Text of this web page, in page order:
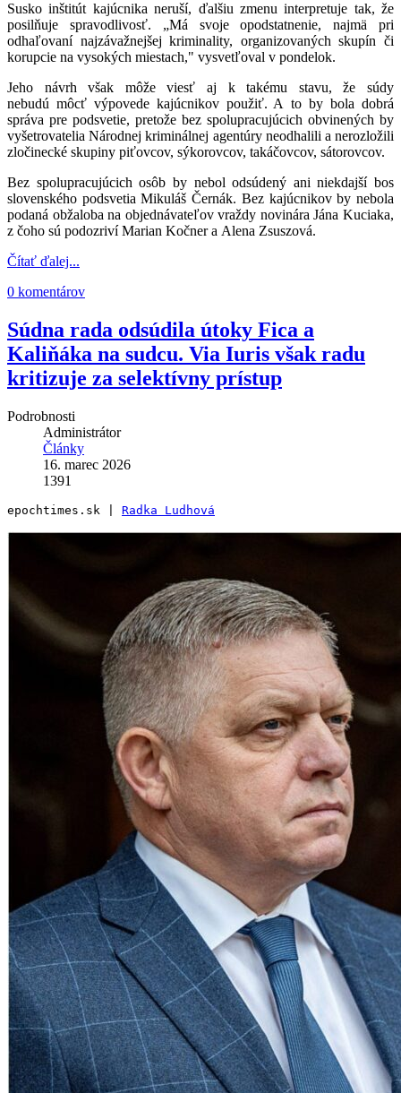
Susko inštitút kajúcnika neruší, ďalšiu zmenu interpretuje tak, že
posilňuje spravodlivosť. „Má svoje opodstatnenie, najmä pri
odhaľovaní najzávažnejšej kriminality, organizovaných skupín či
korupcie na vysokých miestach," vysvetľoval v pondelok.
Jeho návrh však môže viesť aj k takému stavu, že súdy
nebudú môcť výpovede kajúcnikov použiť. A to by bola dobrá
správa pre podsvetie, pretože bez spolupracujúcich obvinených by
vyšetrovatelia Národnej kriminálnej agentúry neodhalili a nerozložili
zločinecké skupiny piťovcov, sýkorovcov, takáčovcov, sátorovcov.
Bez spolupracujúcich osôb by nebol odsúdený ani niekdajší bos
slovenského podsvetia Mikuláš Černák. Bez kajúcnikov by nebola
podaná obžaloba na objednávateľov vraždy novinára Jána Kuciaka,
z čoho sú podozriví Marian Kočner a Alena Zsuszová.
Čítať ďalej...
0 komentárov
Súdna rada odsúdila útoky Fica a
Kaliňáka na sudcu. Via Iuris však radu
kritizuje za selektívny prístup
Podrobnosti
Administrátor
Články
16. marec 2026
1391
epochtimes.sk | Radka Ludhová